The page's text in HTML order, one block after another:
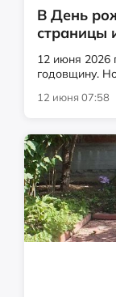
В День
страницы
12 июня 2026
годовщину.
12 июня 07:58